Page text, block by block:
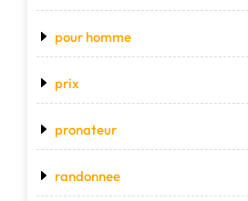
pour homme
prix
pronateur
randonnee